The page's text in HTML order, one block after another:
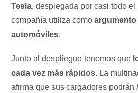
Tesla, desplegada por casi todo el
compañía utiliza como
automóviles.
Junto al despliegue tenemos que
cada vez más rápidos. La
afirma que sus cargadores podrán